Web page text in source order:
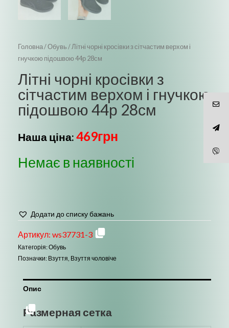
Головна/Обувь / Літні чорні кросівки з сітчастим верхом і
гнучкою підошвою 44р 28см
Літні чорні кросівки з
сітчастим верхом і гнучкою
підошвою 44р 28см
Наша ціна: 469грн
Немає в наявності
Додати до списку бажань
Артикул: ws37731-3
Категорія:Обувь
Позначки: Взуття, Взуття чоловіче
Опис
Размерная сетка